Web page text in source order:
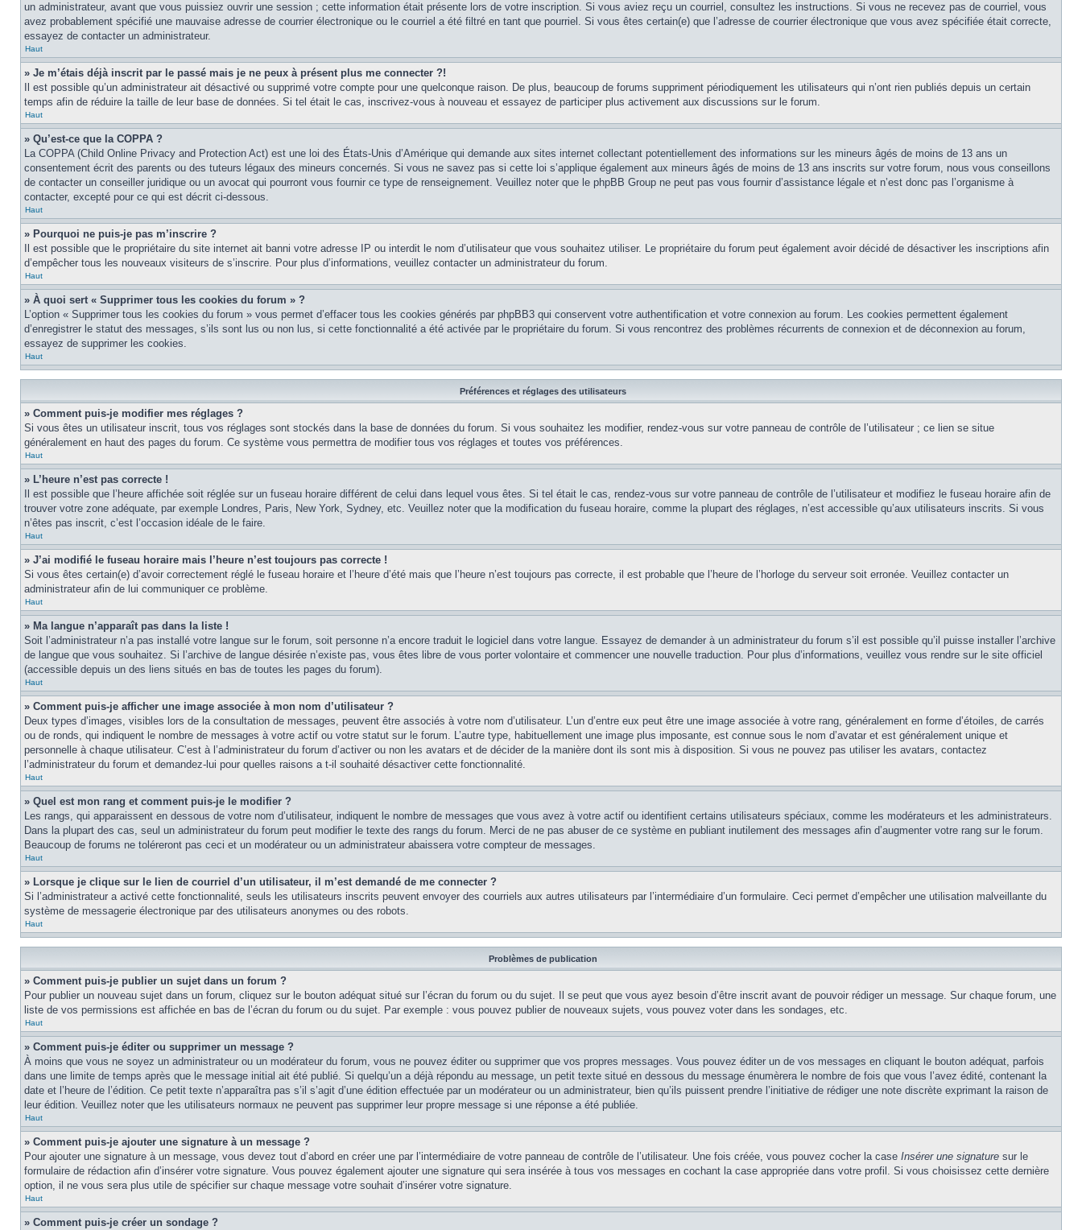
un administrateur, avant que vous puissiez ouvrir une session ; cette information était présente lors de votre inscription. Si vous aviez reçu un courriel, consultez les instructions. Si vous ne recevez pas de courriel, vous
avez probablement spécifié une mauvaise adresse de courrier électronique ou le courriel a été filtré en tant que pourriel. Si vous êtes certain(e) que l’adresse de courrier électronique que vous avez spécifiée était correcte,
essayez de contacter un administrateur.
Haut
» Je m’étais déjà inscrit par le passé mais je ne peux à présent plus me connecter ?!
Il est possible qu’un administrateur ait désactivé ou supprimé votre compte pour une quelconque raison. De plus, beaucoup de forums suppriment périodiquement les utilisateurs qui n’ont rien publiés depuis un certain
temps afin de réduire la taille de leur base de données. Si tel était le cas, inscrivez-vous à nouveau et essayez de participer plus activement aux discussions sur le forum.
Haut
» Qu’est-ce que la COPPA ?
La COPPA (Child Online Privacy and Protection Act) est une loi des États-Unis d’Amérique qui demande aux sites internet collectant potentiellement des informations sur les mineurs âgés de moins de 13 ans un
consentement écrit des parents ou des tuteurs légaux des mineurs concernés. Si vous ne savez pas si cette loi s’applique également aux mineurs âgés de moins de 13 ans inscrits sur votre forum, nous vous conseillons
de contacter un conseiller juridique ou un avocat qui pourront vous fournir ce type de renseignement. Veuillez noter que le phpBB Group ne peut pas vous fournir d’assistance légale et n’est donc pas l’organisme à
contacter, excepté pour ce qui est décrit ci-dessous.
Haut
» Pourquoi ne puis-je pas m’inscrire ?
Il est possible que le propriétaire du site internet ait banni votre adresse IP ou interdit le nom d’utilisateur que vous souhaitez utiliser. Le propriétaire du forum peut également avoir décidé de désactiver les inscriptions afin
d’empêcher tous les nouveaux visiteurs de s’inscrire. Pour plus d’informations, veuillez contacter un administrateur du forum.
Haut
» À quoi sert « Supprimer tous les cookies du forum » ?
L’option « Supprimer tous les cookies du forum » vous permet d’effacer tous les cookies générés par phpBB3 qui conservent votre authentification et votre connexion au forum. Les cookies permettent également
d’enregistrer le statut des messages, s’ils sont lus ou non lus, si cette fonctionnalité a été activée par le propriétaire du forum. Si vous rencontrez des problèmes récurrents de connexion et de déconnexion au forum,
essayez de supprimer les cookies.
Haut
Préférences et réglages des utilisateurs
» Comment puis-je modifier mes réglages ?
Si vous êtes un utilisateur inscrit, tous vos réglages sont stockés dans la base de données du forum. Si vous souhaitez les modifier, rendez-vous sur votre panneau de contrôle de l’utilisateur ; ce lien se situe
généralement en haut des pages du forum. Ce système vous permettra de modifier tous vos réglages et toutes vos préférences.
Haut
» L’heure n’est pas correcte !
Il est possible que l’heure affichée soit réglée sur un fuseau horaire différent de celui dans lequel vous êtes. Si tel était le cas, rendez-vous sur votre panneau de contrôle de l’utilisateur et modifiez le fuseau horaire afin de
trouver votre zone adéquate, par exemple Londres, Paris, New York, Sydney, etc. Veuillez noter que la modification du fuseau horaire, comme la plupart des réglages, n’est accessible qu’aux utilisateurs inscrits. Si vous
n’êtes pas inscrit, c’est l’occasion idéale de le faire.
Haut
» J’ai modifié le fuseau horaire mais l’heure n’est toujours pas correcte !
Si vous êtes certain(e) d’avoir correctement réglé le fuseau horaire et l’heure d’été mais que l’heure n’est toujours pas correcte, il est probable que l’heure de l’horloge du serveur soit erronée. Veuillez contacter un
administrateur afin de lui communiquer ce problème.
Haut
» Ma langue n’apparaît pas dans la liste !
Soit l’administrateur n’a pas installé votre langue sur le forum, soit personne n’a encore traduit le logiciel dans votre langue. Essayez de demander à un administrateur du forum s’il est possible qu’il puisse installer l’archive
de langue que vous souhaitez. Si l’archive de langue désirée n’existe pas, vous êtes libre de vous porter volontaire et commencer une nouvelle traduction. Pour plus d’informations, veuillez vous rendre sur le site officiel
(accessible depuis un des liens situés en bas de toutes les pages du forum).
Haut
» Comment puis-je afficher une image associée à mon nom d’utilisateur ?
Deux types d’images, visibles lors de la consultation de messages, peuvent être associés à votre nom d’utilisateur. L’un d’entre eux peut être une image associée à votre rang, généralement en forme d’étoiles, de carrés
ou de ronds, qui indiquent le nombre de messages à votre actif ou votre statut sur le forum. L’autre type, habituellement une image plus imposante, est connue sous le nom d’avatar et est généralement unique et
personnelle à chaque utilisateur. C’est à l’administrateur du forum d’activer ou non les avatars et de décider de la manière dont ils sont mis à disposition. Si vous ne pouvez pas utiliser les avatars, contactez
l’administrateur du forum et demandez-lui pour quelles raisons a t-il souhaité désactiver cette fonctionnalité.
Haut
» Quel est mon rang et comment puis-je le modifier ?
Les rangs, qui apparaissent en dessous de votre nom d’utilisateur, indiquent le nombre de messages que vous avez à votre actif ou identifient certains utilisateurs spéciaux, comme les modérateurs et les administrateurs.
Dans la plupart des cas, seul un administrateur du forum peut modifier le texte des rangs du forum. Merci de ne pas abuser de ce système en publiant inutilement des messages afin d’augmenter votre rang sur le forum.
Beaucoup de forums ne toléreront pas ceci et un modérateur ou un administrateur abaissera votre compteur de messages.
Haut
» Lorsque je clique sur le lien de courriel d’un utilisateur, il m’est demandé de me connecter ?
Si l’administrateur a activé cette fonctionnalité, seuls les utilisateurs inscrits peuvent envoyer des courriels aux autres utilisateurs par l’intermédiaire d’un formulaire. Ceci permet d’empêcher une utilisation malveillante du
système de messagerie électronique par des utilisateurs anonymes ou des robots.
Haut
Problèmes de publication
» Comment puis-je publier un sujet dans un forum ?
Pour publier un nouveau sujet dans un forum, cliquez sur le bouton adéquat situé sur l’écran du forum ou du sujet. Il se peut que vous ayez besoin d’être inscrit avant de pouvoir rédiger un message. Sur chaque forum, une
liste de vos permissions est affichée en bas de l’écran du forum ou du sujet. Par exemple : vous pouvez publier de nouveaux sujets, vous pouvez voter dans les sondages, etc.
Haut
» Comment puis-je éditer ou supprimer un message ?
À moins que vous ne soyez un administrateur ou un modérateur du forum, vous ne pouvez éditer ou supprimer que vos propres messages. Vous pouvez éditer un de vos messages en cliquant le bouton adéquat, parfois
dans une limite de temps après que le message initial ait été publié. Si quelqu’un a déjà répondu au message, un petit texte situé en dessous du message énumèrera le nombre de fois que vous l’avez édité, contenant la
date et l’heure de l’édition. Ce petit texte n’apparaîtra pas s’il s’agit d’une édition effectuée par un modérateur ou un administrateur, bien qu’ils puissent prendre l’initiative de rédiger une note discrète exprimant la raison de
leur édition. Veuillez noter que les utilisateurs normaux ne peuvent pas supprimer leur propre message si une réponse a été publiée.
Haut
» Comment puis-je ajouter une signature à un message ?
Pour ajouter une signature à un message, vous devez tout d’abord en créer une par l’intermédiaire de votre panneau de contrôle de l’utilisateur. Une fois créée, vous pouvez cocher la case Insérer une signature sur le
formulaire de rédaction afin d’insérer votre signature. Vous pouvez également ajouter une signature qui sera insérée à tous vos messages en cochant la case appropriée dans votre profil. Si vous choisissez cette dernière
option, il ne vous sera plus utile de spécifier sur chaque message votre souhait d’insérer votre signature.
Haut
» Comment puis-je créer un sondage ?